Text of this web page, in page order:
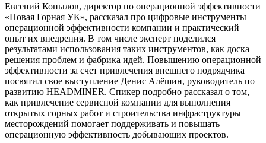
Евгений Копылов, директор по операционной эффективности
«Новая Горная УК», рассказал про цифровые инструменты
операционной эффективности компании и практический
опыт их внедрения. В том числе эксперт поделился
результатами использования таких инструментов, как доска
решения проблем и фабрика идей. Повышению операционной
эффективности за счет привлечения внешнего подрядчика
посвятил свое выступление Денис Алёшин, руководитель по
развитию HEADMINER. Спикер подробно рассказал о том,
как привлечение сервисной компании для выполнения
открытых горных работ и строительства инфраструктуры
месторождений помогает поддерживать и повышать
операционную эффективность добывающих проектов.